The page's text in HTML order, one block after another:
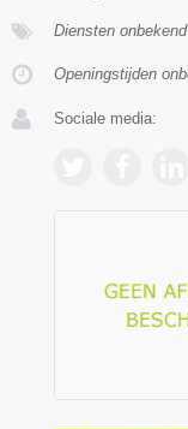
Diensten onbekend
Openingstijden
Sociale media: